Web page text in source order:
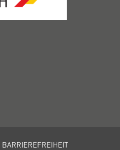
BARRIEREFREIHEIT